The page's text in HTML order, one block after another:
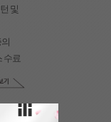
및
수료